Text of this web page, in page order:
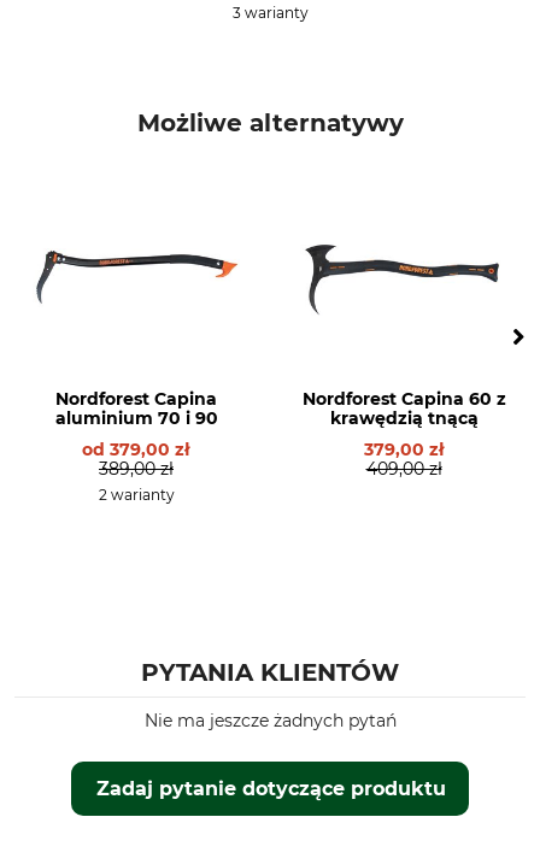
3 warianty
Możliwe alternatywy
Nordforest Capina
aluminium 70 i 90
od 379,00 zł
389,00 zł
2 warianty
Nordforest Capina 60 z
krawędzią tnącą
379,00 zł
409,00 zł
PYTANIA KLIENTÓW
Zadaj pytanie dotyczące produktu
Nie ma jeszcze żadnych pytań